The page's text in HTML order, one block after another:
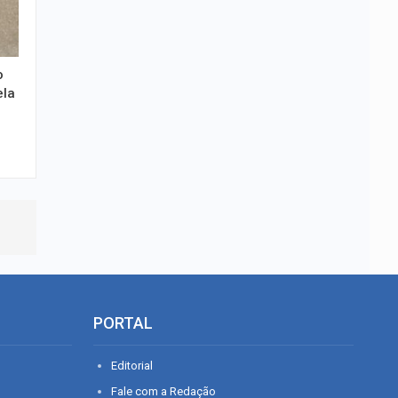
PORTAL
Editorial
Fale com a Redação